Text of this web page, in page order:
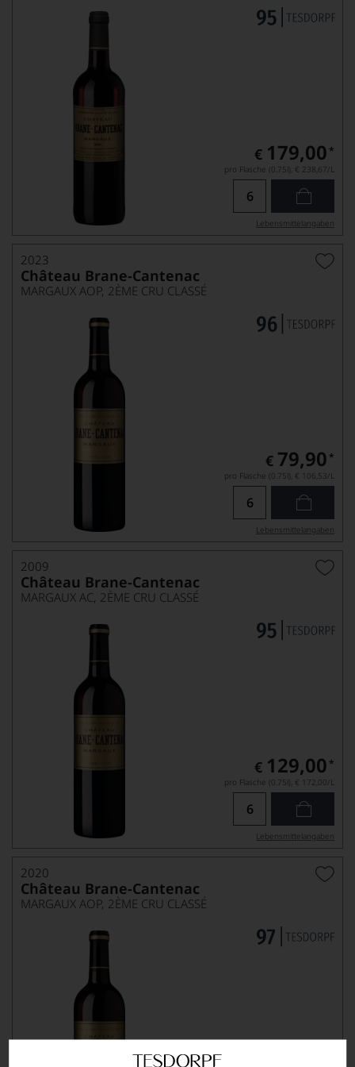
€ 179,00 *
pro Flasche (0.75l), € 238,67/L
Lebensmittel­angaben
2023
Château Brane-Cantenac
MARGAUX AOP, 2ÈME CRU CLASSÉ
€ 79,90 *
pro Flasche (0.75l), € 106,53/L
Lebensmittel­angaben
2009
Château Brane-Cantenac
MARGAUX AC, 2ÈME CRU CLASSÉ
€ 129,00 *
pro Flasche (0.75l), € 172,00/L
Lebensmittel­angaben
2020
Château Brane-Cantenac
MARGAUX AOP, 2ÈME CRU CLASSÉ